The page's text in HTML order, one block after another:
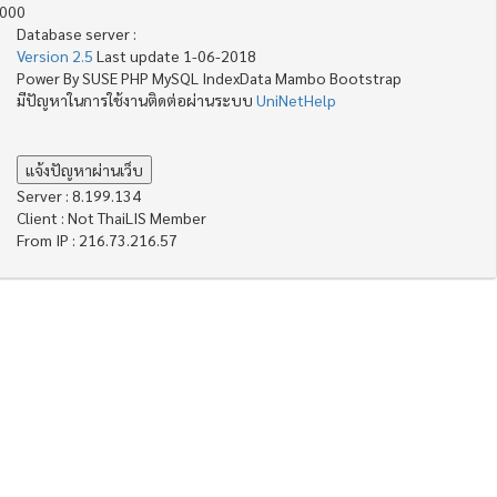
Database server :
Version 2.5 Last update 1-06-2018
Power By SUSE PHP MySQL IndexData Mambo Bootstrap
มีปัญหาในการใช้งานติดต่อผ่านระบบ UniNetHelp
Server : 8.199.134
Client : Not ThaiLIS Member
From IP : 216.73.216.57